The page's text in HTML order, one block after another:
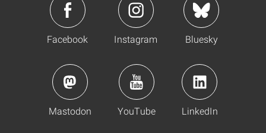
Facebook Instagram Bluesky
Mastodon YouTube LinkedIn